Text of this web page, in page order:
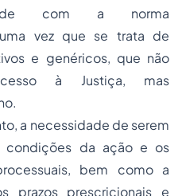
com a norma
vez que se trata de
e genéricos, que não
à Justiça, mas
de serem
condições da ação e os
bem como a
prazos prescricionais e